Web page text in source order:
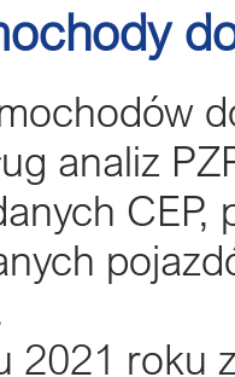
analiz
CEP,
2021 roku